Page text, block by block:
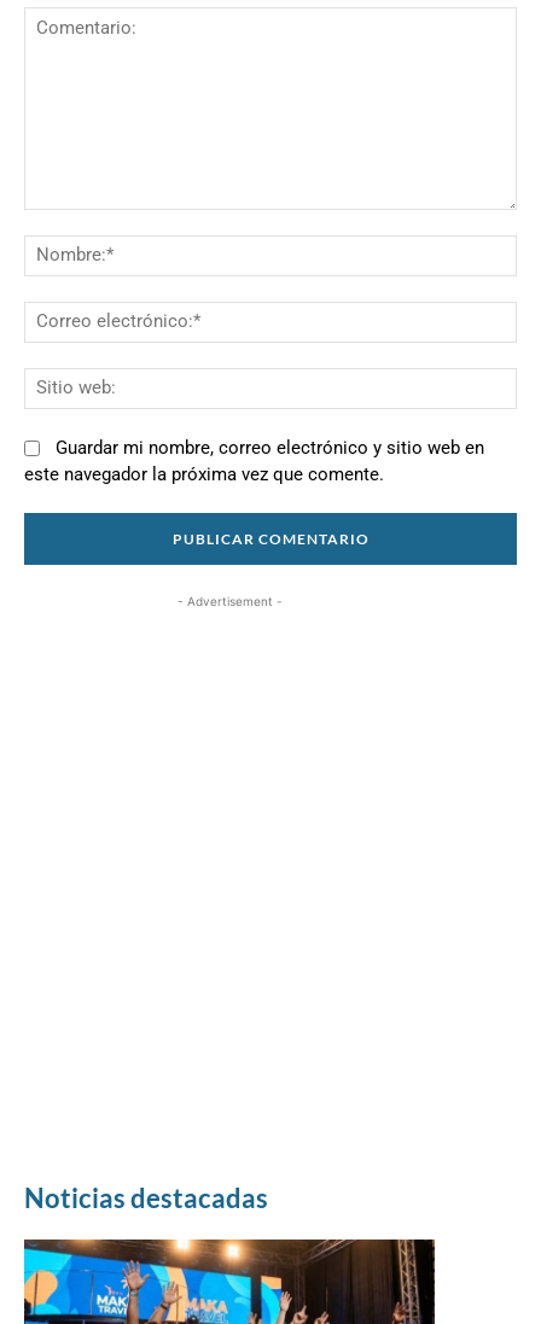
Guardar mi nombre, correo electrónico y sitio web en
este navegador la próxima vez que comente.
- Advertisement -
Noticias destacadas